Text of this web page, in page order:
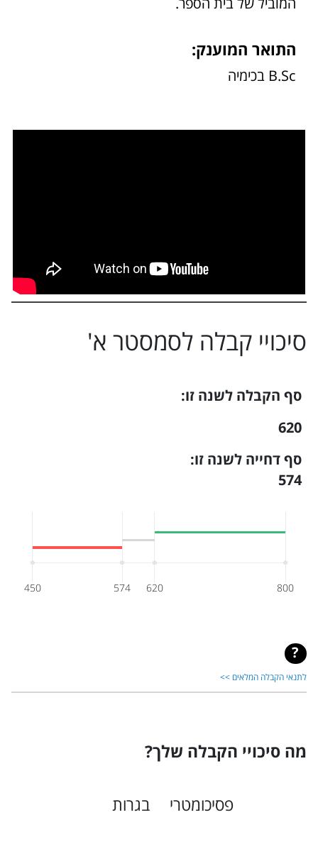
התואר המוענק:
B.Sc בכימיה
סיכויי קבלה לסמסטר א'
סף הקבלה לשנה זו:
620
סף דחייה לשנה זו:
574
450 574 620 800
לתנאי הקבלה המלאים >>
מה סיכויי הקבלה שלך?
פסיכומטרי בגרות